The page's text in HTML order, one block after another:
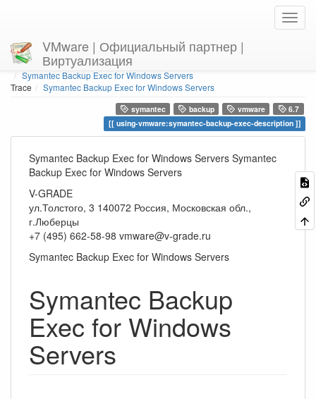
VMware | Официальный партнер |
Виртуализация
You are here Homeusing-vmware
Symantec Backup Exec for Windows Servers
Trace
Symantec Backup Exec for Windows Servers
symantec backup vmware
6.7
using-vmware:symantec-backup-exec-description
Symantec Backup Exec for Windows Servers Symantec
Backup Exec for Windows Servers
V-GRADE
ул.Толстого, 3 140072 Россия, Московская обл.,
г.Люберцы
+7 (495) 662-58-98 vmware@v-grade.ru
Symantec Backup Exec for Windows Servers
Symantec Backup
Exec for Windows
Servers